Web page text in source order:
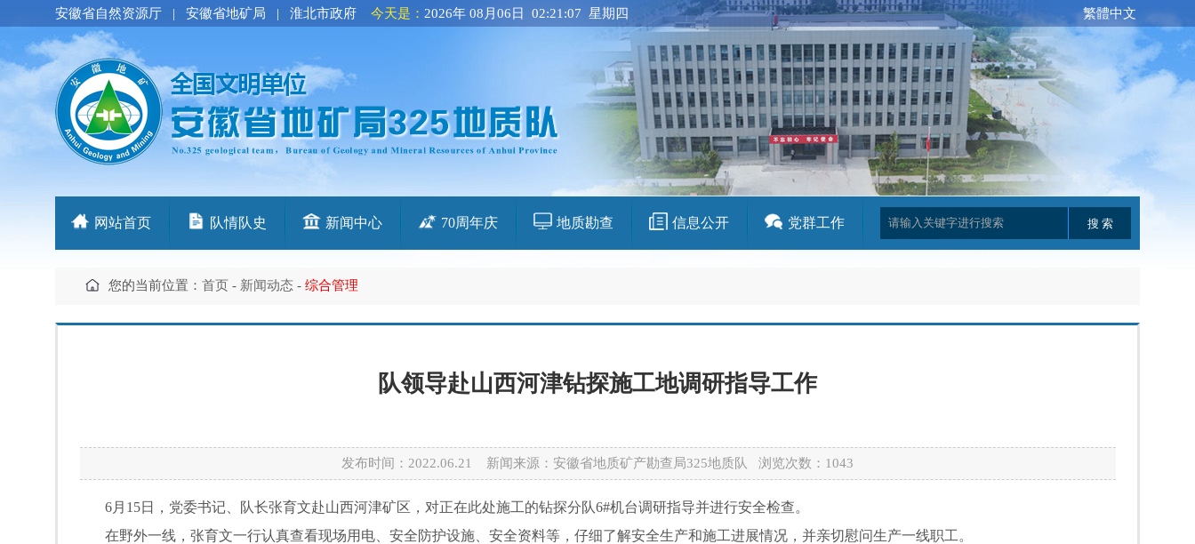
安徽省自然资源厅 | 安徽省地矿局 | 淮北市政府 今天是： 2026年 08月06日 02:21:08 星期四 繁體中文
网站首页 队情队史 新闻中心 70周年庆 地质勘查 信息公开 党群工作
您的当前位置： 首页 - 新闻动态 - 综合管理
队领导赴山西河津钻探施工地调研指导工作
发布时间：2022.06.21 新闻来源：安徽省地质矿产勘查局325地质队 浏览次数： 1043
6月15日，党委书记、队长张育文赴山西河津矿区，对正在此处施工的钻探分队6#机台调研指导并进行安全检查。
在野外一线，张育文一行认真查看现场用电、安全防护设施、安全资料等，仔细了解安全生产和施工进展情况，并亲切慰问生产一线职工。